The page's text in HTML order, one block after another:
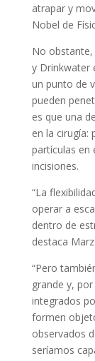
atrapar y
Nobel de
No
y Drinkwater
un punto de
pueden
es que una
en la cirugía:
partículas en
incisiones.
“La
operar a
dentro de
destaca
“Pero
grande y,
integrados
formen
observados
seríamos